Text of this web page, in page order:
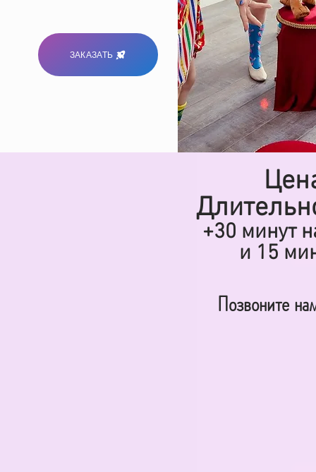
ЗАКАЗАТЬ
+30 минут
и 15
Позвоните